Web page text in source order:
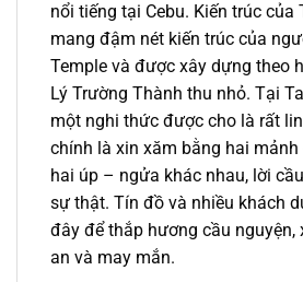
nổi tiếng tại Cebu. Kiến trúc của
mang đậm nét kiến trúc của
Temple và được xây dựng theo
Lý Trường Thành thu nhỏ. Tại
một nghi thức được cho là rất
chính là xin xăm bằng hai mảnh
hai úp – ngửa khác nhau, lời
sự thật. Tín đồ và nhiều khách
đây để thắp hương cầu nguyện,
an và may mắn.